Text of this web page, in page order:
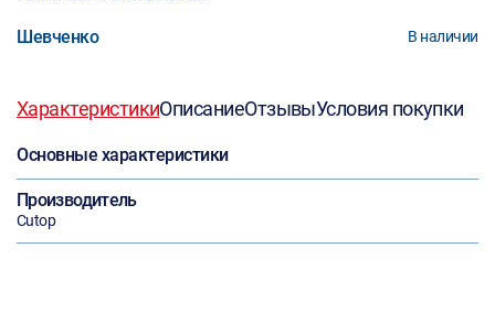
Шевченко В наличии
ХарактеристикиОписаниеОтзывыУсловия покупки
Основные характеристики
Производитель
Cutop